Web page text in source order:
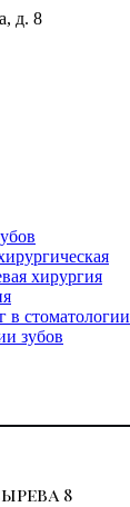
д. 8
хирургия
в стоматологии
зубов
8